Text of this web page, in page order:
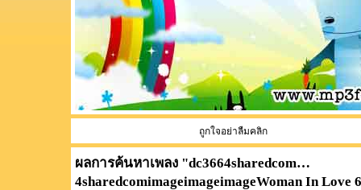
ถูกใจอย่าลืมคลิก
ผลการค้นหาเพลง "dc3664sharedcom…
4sharedcomimageimageimageWoman In Love